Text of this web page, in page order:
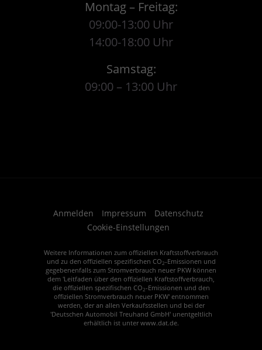
Montag – Freitag:
09:00-13:00 Uhr
14:00-18:00 Uhr
Samstag:
09:00 – 13:00 Uhr
Anmelden Impressum
Datenschutz
Cookie-Einstellungen
Weitere Informationen zum offiziellen Kraftstoffverbrauch
und zu den offiziellen spezifischen CO2-Emissionen und
gegebenenfalls zum Stromverbrauch neuer PKW können
dem 'Leitfaden über den offiziellen Kraftstoffverbrauch,
die offiziellen spezifischen CO2-Emissionen und den
offiziellen Stromverbrauch neuer PKW' entnommen
werden, der an allen Verkaufsstellen und bei der
'Deutschen Automobil Treuhand GmbH' unentgeltlich
erhältlich ist unter www.dat.de.